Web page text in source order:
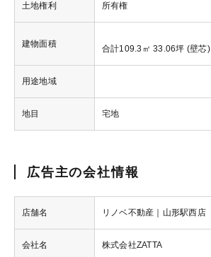
土地権利 所有権
建物面積
合計109.3㎡ 33.06坪 (壁芯)
用途地域
地目 宅地
広告主の会社情報
店舗名 リノベ不動産｜山形駅西店
会社名 株式会社ZATTA